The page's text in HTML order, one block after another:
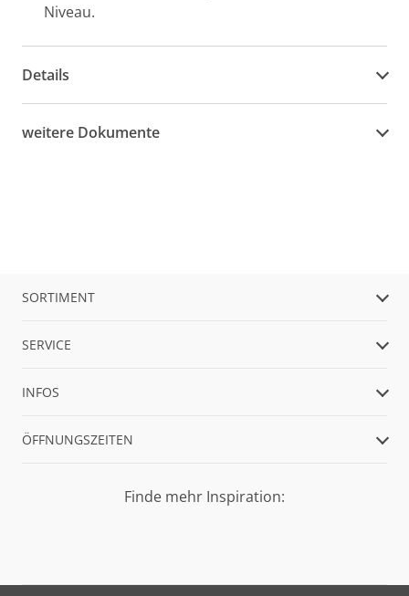
Niveau.
Details
weitere Dokumente
SORTIMENT
SERVICE
INFOS
ÖFFNUNGSZEITEN
Finde mehr Inspiration: